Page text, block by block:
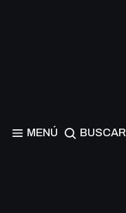
MENÚ BUSCAR